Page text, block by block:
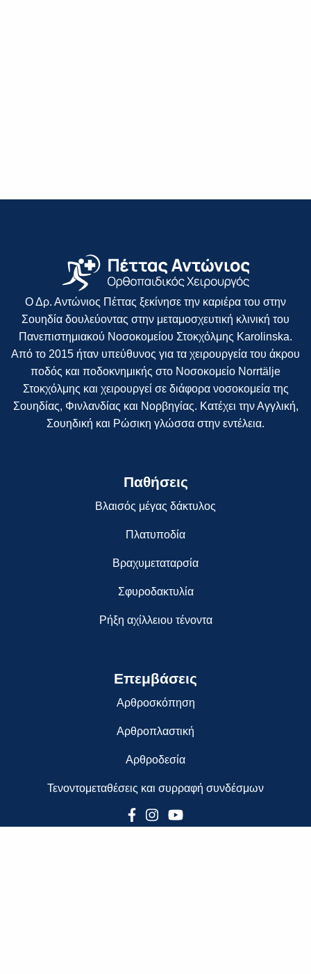
Ο Δρ. Αντώνιος Πέττας ξεκίνησε την καριέρα του στην
Σουηδία δουλεύοντας στην μεταμοσχευτική κλινική του
Πανεπιστημιακού Νοσοκομείου Στοκχόλμης Karolinska.
Από το 2015 ήταν υπεύθυνος για τα χειρουργεία του άκρου
ποδός και ποδοκνημικής στο Νοσοκομείο Norrtälje
Στοκχόλμης και χειρουργεί σε διάφορα νοσοκομεία της
Σουηδίας, Φινλανδίας και Νορβηγίας. Κατέχει την Αγγλική,
Σουηδική και Ρώσικη γλώσσα στην εντέλεια.
Παθήσεις
Βλαισός μέγας δάκτυλος
Πλατυποδία
Βραχυμεταταρσία
Σφυροδακτυλία
Ρήξη αχίλλειου τένοντα
Επεμβάσεις
Αρθροσκόπηση
Αρθροπλαστική
Αρθροδεσία
Τενοντομεταθέσεις και συρραφή συνδέσμων